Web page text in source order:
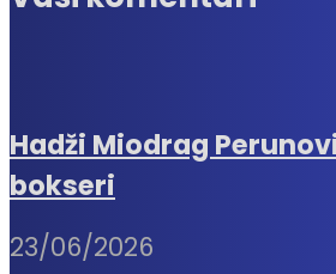
Hadži Miodrag
bokseri
23/06/2026